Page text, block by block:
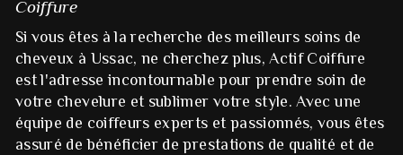
Coiffure
Si vous êtes à la recherche des meilleurs soins de
cheveux à Ussac, ne cherchez plus, Actif Coiffure
est l'adresse incontournable pour prendre soin de
votre chevelure et sublimer votre style. Avec une
équipe de coiffeurs experts et passionnés, vous êtes
assuré de bénéficier de prestations de qualité et de